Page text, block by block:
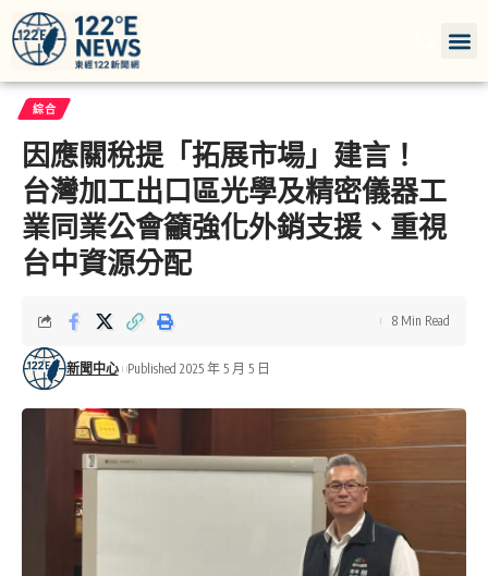
綜合
因應關稅提「拓展市場」建言！
台灣加工出口區光學及精密儀器工
業同業公會籲強化外銷支援、重視
台中資源分配
新聞中心 Published 2025 年 5 月 5 日
8 Min Read